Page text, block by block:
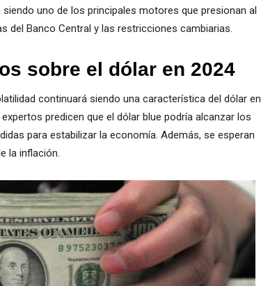
uno de los principales motores que presionan al
del Banco Central y las restricciones cambiarias.
sobre el dólar en 2024
continuará siendo una característica del dólar en
predicen que el dólar blue podría alcanzar los
para estabilizar la economía. Además, se esperan
la inflación.